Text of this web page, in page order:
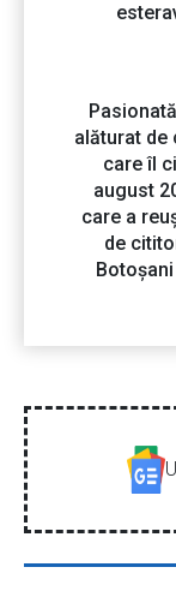
alăturat de
care îl
august
care a
de